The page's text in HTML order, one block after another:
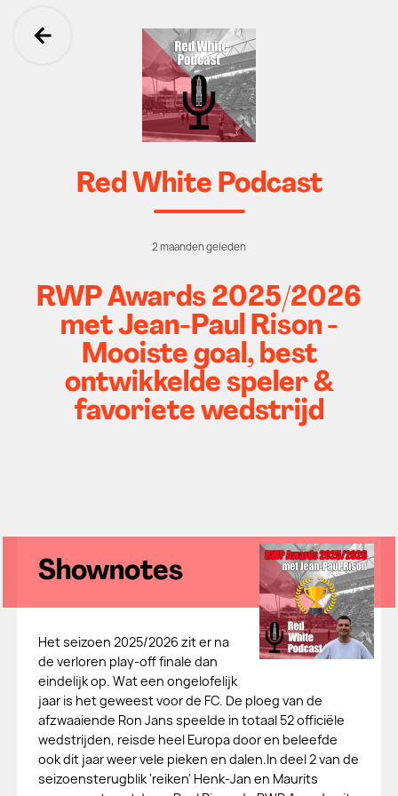
Ga terug
Red White Podcast
2 maanden geleden
RWP Awards 2025/2026
met Jean-Paul Rison -
Mooiste goal, best
ontwikkelde speler &
favoriete wedstrijd
Shownotes
Het seizoen 2025/2026 zit er na
de verloren play-off finale dan
eindelijk op. Wat een ongelofelijk
jaar is het geweest voor de FC. De ploeg van de
afzwaaiende Ron Jans speelde in totaal 52 officiële
wedstrijden, reisde heel Europa door en beleefde
ook dit jaar weer vele pieken en dalen.In deel 2 van de
seizoensterugblik 'reiken' Henk-Jan en Maurits